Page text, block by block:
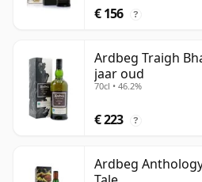
€ 156 ?
Ardbeg Traigh
jaar oud
70cl • 46.2%
€ 223 ?
Ardbeg